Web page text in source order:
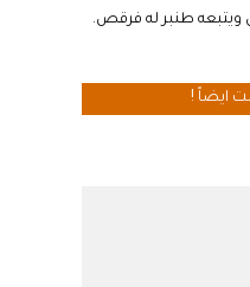
ويتبعه طنبر له فرقص.
ايضاً !